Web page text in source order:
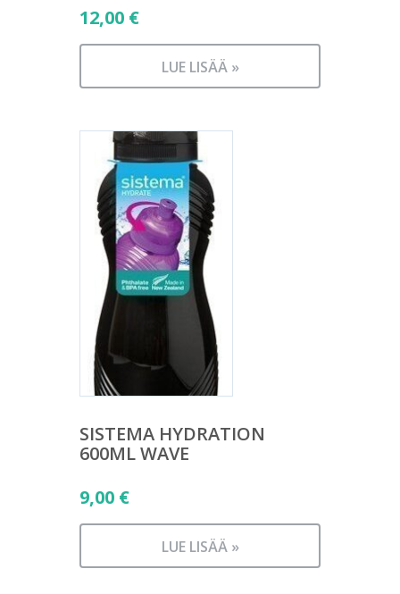
12,00 €
LUE LISÄÄ »
SISTEMA HYDRATION
600ML WAVE
9,00 €
LUE LISÄÄ »